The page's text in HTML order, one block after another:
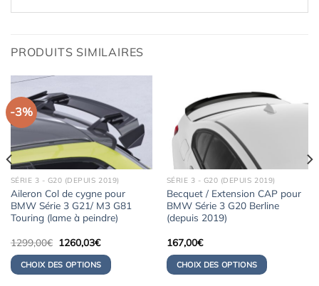
PRODUITS SIMILAIRES
-3%
SÉRIE 3 - G20 (DEPUIS 2019)
Aileron Col de cygne pour
BMW Série 3 G21/ M3 G81
Touring (lame à peindre)
1299,00€ Le
prix
initial
était :
1299,00€.
1260,03€Le
actuel
est :
1260,03€.
CHOIX DES OPTIONS
SÉRIE 3 - G20 (DEPUIS 2019)
Becquet / Extension CAP pour
BMW Série 3 G20 Berline
(depuis 2019)
167,00€
CHOIX DES OPTIONS